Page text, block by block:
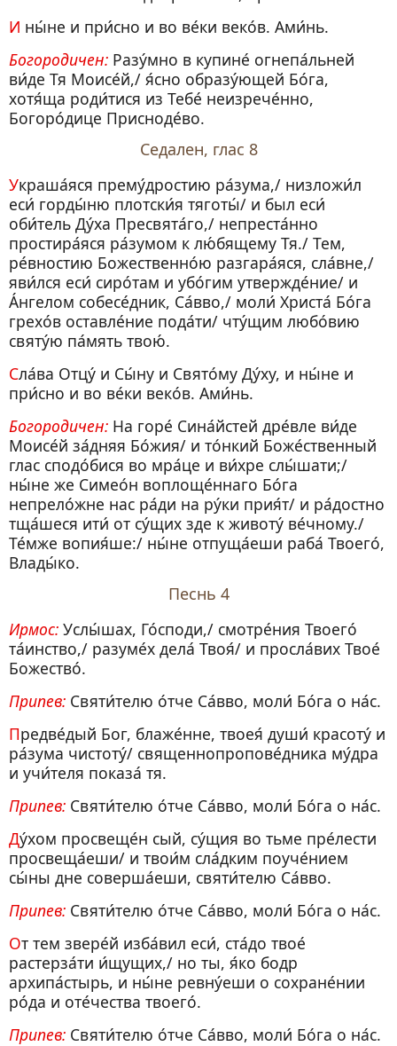
И ны́не и при́сно и во ве́ки веко́в. Ами́нь.
Богородичен: Разу́мно в купине́ огнепа́льней
ви́де Тя Моисе́й,/ я́сно образу́ющей Бо́га,
хотя́ща роди́тися из Тебе́ неизрече́нно,
Богоро́дице Присноде́во.
Седален, глас 8
Украша́яся прему́дростию ра́зума,/ низложи́л
еси́ горды́ню плотски́я тяготы́/ и был еси́
оби́тель Ду́ха Пресвята́го,/ непреста́нно
простира́яся ра́зумом к лю́бящему Тя./ Тем,
ре́вностию Божественно́ю разгара́яся, сла́вне,/
яви́лся еси́ сиро́там и убо́гим утвержде́ние/ и
А́нгелом собесе́дник, Са́вво,/ моли́ Христа́ Бо́га
грехо́в оставле́ние пода́ти/ чту́щим любо́вию
святу́ю па́мять твою́.
Сла́ва Отцу́ и Сы́ну и Свято́му Ду́ху, и ны́не и
при́сно и во ве́ки веко́в. Ами́нь.
Богородичен: На горе́ Сина́йстей дре́вле ви́де
Моисе́й за́дняя Бо́жия/ и то́нкий Боже́ственный
глас сподо́бися во мра́це и ви́хре слы́шати;/
ны́не же Симео́н воплоще́ннаго Бо́га
непрело́жне нас ра́ди на ру́ки прия́т/ и ра́достно
тща́шеся ити́ от су́щих зде к животу́ ве́чному./
Те́мже вопия́ше:/ ны́не отпуща́еши раба́ Твоего́,
Влады́ко.
Песнь 4
Ирмос: Услы́шах, Го́споди,/ смотре́ния Твоего́
та́инство,/ разуме́х дела́ Твоя́/ и просла́вих Твое́
Божество́.
Припев: Святи́телю о́тче Са́вво, моли́ Бо́га о на́с.
Предве́дый Бог, блаже́нне, твоея́ души́ красоту́ и
ра́зума чистоту́/ священнопропове́дника му́дра
и учи́теля показа́ тя.
Припев: Святи́телю о́тче Са́вво, моли́ Бо́га о на́с.
Ду́хом просвеще́н сый, су́щия во тьме пре́лести
просвеща́еши/ и твои́м сла́дким поуче́нием
сы́ны дне соверша́еши, святи́телю Са́вво.
Припев: Святи́телю о́тче Са́вво, моли́ Бо́га о на́с.
От тем звере́й изба́вил еси́, ста́до твое́
растерза́ти и́щущих,/ но ты, я́ко бодр
архипа́стырь, и ны́не ревну́еши о сохране́нии
ро́да и оте́чества твоего́.
Припев: Святи́телю о́тче Са́вво, моли́ Бо́га о на́с.